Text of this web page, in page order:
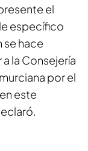
el
específico
se hace
la Consejería
por el
este